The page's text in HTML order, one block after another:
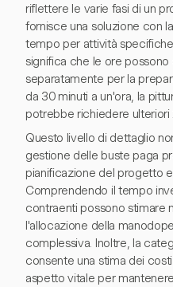
riflettere le varie fasi di un
fornisce una soluzione con
tempo per attività
significa che le ore
separatamente per la
da 30 minuti a un'ora, la
potrebbe richiedere ulteriori
Questo livello di dettaglio
gestione delle buste paga
pianificazione del progetto
Comprendendo il tempo
contraenti possono stimare
l'allocazione della
complessiva. Inoltre, la
consente una stima dei
aspetto vitale per